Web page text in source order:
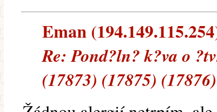
Eman
Re: Pond?ln? k?va o
(17873) (17875)